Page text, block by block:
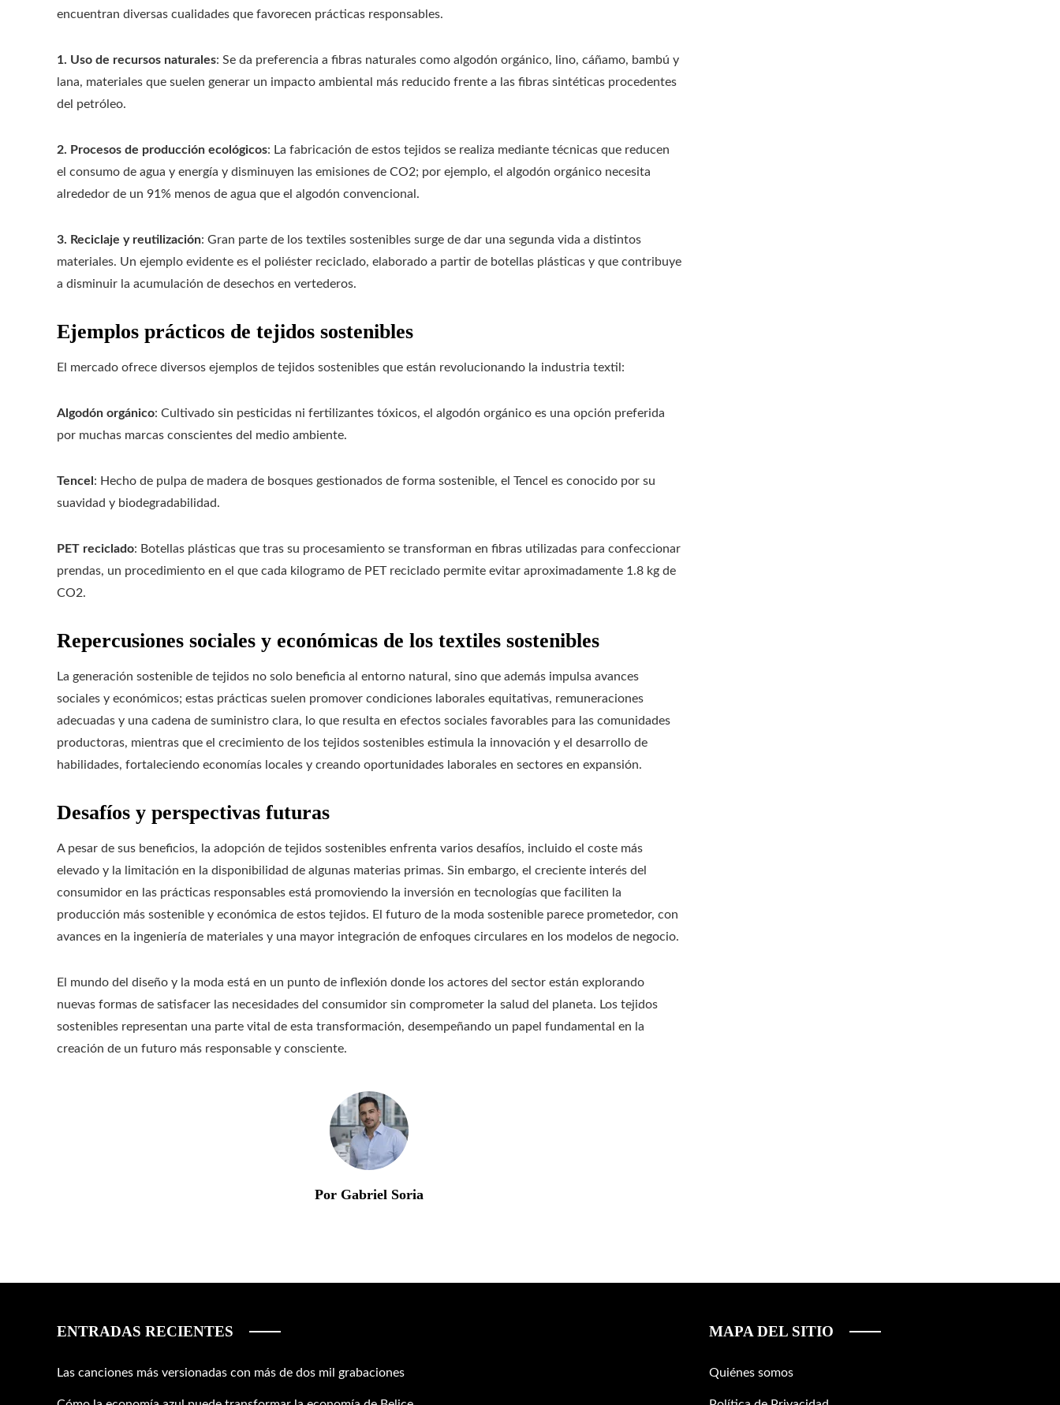
encuentran diversas cualidades que favorecen prácticas responsables.
1. Uso de recursos naturales: Se da preferencia a fibras naturales como algodón orgánico, lino, cáñamo, bambú y
lana, materiales que suelen generar un impacto ambiental más reducido frente a las fibras sintéticas procedentes
del petróleo.
2. Procesos de producción ecológicos: La fabricación de estos tejidos se realiza mediante técnicas que reducen
el consumo de agua y energía y disminuyen las emisiones de CO2; por ejemplo, el algodón orgánico necesita
alrededor de un 91% menos de agua que el algodón convencional.
3. Reciclaje y reutilización: Gran parte de los textiles sostenibles surge de dar una segunda vida a distintos
materiales. Un ejemplo evidente es el poliéster reciclado, elaborado a partir de botellas plásticas y que contribuye
a disminuir la acumulación de desechos en vertederos.
Ejemplos prácticos de tejidos sostenibles
El mercado ofrece diversos ejemplos de tejidos sostenibles que están revolucionando la industria textil:
Algodón orgánico: Cultivado sin pesticidas ni fertilizantes tóxicos, el algodón orgánico es una opción preferida
por muchas marcas conscientes del medio ambiente.
Tencel : Hecho de pulpa de madera de bosques gestionados de forma sostenible, el Tencel es conocido por su
suavidad y biodegradabilidad.
PET reciclado: Botellas plásticas que tras su procesamiento se transforman en fibras utilizadas para confeccionar
prendas, un procedimiento en el que cada kilogramo de PET reciclado permite evitar aproximadamente 1.8 kg de
CO2.
Repercusiones sociales y económicas de los textiles sostenibles
La generación sostenible de tejidos no solo beneficia al entorno natural, sino que además impulsa avances
sociales y económicos; estas prácticas suelen promover condiciones laborales equitativas, remuneraciones
adecuadas y una cadena de suministro clara, lo que resulta en efectos sociales favorables para las comunidades
productoras, mientras que el crecimiento de los tejidos sostenibles estimula la innovación y el desarrollo de
habilidades, fortaleciendo economías locales y creando oportunidades laborales en sectores en expansión.
Desafíos y perspectivas futuras
A pesar de sus beneficios, la adopción de tejidos sostenibles enfrenta varios desafíos, incluido el coste más
elevado y la limitación en la disponibilidad de algunas materias primas. Sin embargo, el creciente interés del
consumidor en las prácticas responsables está promoviendo la inversión en tecnologías que faciliten la
producción más sostenible y económica de estos tejidos. El futuro de la moda sostenible parece prometedor, con
avances en la ingeniería de materiales y una mayor integración de enfoques circulares en los modelos de negocio.
El mundo del diseño y la moda está en un punto de inflexión donde los actores del sector están explorando
nuevas formas de satisfacer las necesidades del consumidor sin comprometer la salud del planeta. Los tejidos
sostenibles representan una parte vital de esta transformación, desempeñando un papel fundamental en la
creación de un futuro más responsable y consciente.
Por Gabriel Soria
ENTRADAS RECIENTES
Las canciones más versionadas con más de dos mil grabaciones
MAPA DEL SITIO
Quiénes somos